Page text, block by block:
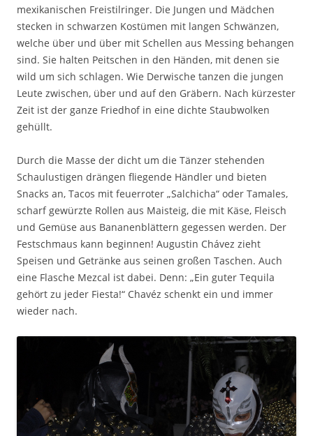
mexikanischen Freistilringer. Die Jungen und Mädchen
stecken in schwarzen Kostümen mit langen Schwänzen,
welche über und über mit Schellen aus Messing behangen
sind. Sie halten Peitschen in den Händen, mit denen sie
wild um sich schlagen. Wie Derwische tanzen die jungen
Leute zwischen, über und auf den Gräbern. Nach kürzester
Zeit ist der ganze Friedhof in eine dichte Staubwolken
gehüllt.
Durch die Masse der dicht um die Tänzer stehenden
Schaulustigen drängen fliegende Händler und bieten
Snacks an, Tacos mit feuerroter „Salchicha“ oder Tamales,
scharf gewürzte Rollen aus Maisteig, die mit Käse, Fleisch
und Gemüse aus Bananenblättern gegessen werden. Der
Festschmaus kann beginnen! Augustin Chávez zieht
Speisen und Getränke aus seinen großen Taschen. Auch
eine Flasche Mezcal ist dabei. Denn: „Ein guter Tequila
gehört zu jeder Fiesta!“ Chavéz schenkt ein und immer
wieder nach.